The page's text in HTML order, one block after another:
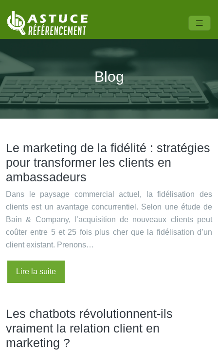
Blog
Le marketing de la fidélité : stratégies
pour transformer les clients en
ambassadeurs
Dans le paysage commercial actuel, la fidélisation des
clients est un avantage concurrentiel. Selon une étude de
Bain & Company, l’acquisition de nouveaux clients peut
coûter entre 5 et 25 fois plus cher que la fidélisation d’un
client existant. Prenons…
Lire la suite
Les chatbots révolutionnent-ils
vraiment la relation client en
marketing ?